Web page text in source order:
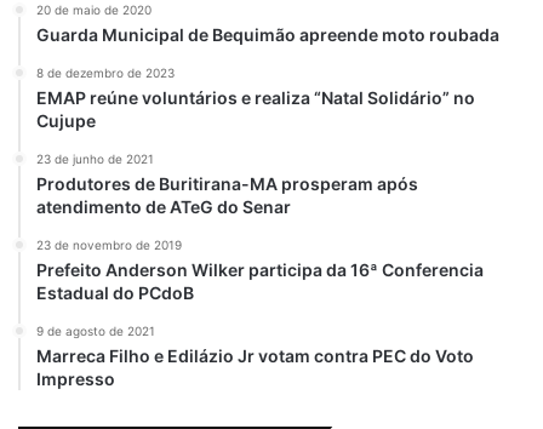
20 de maio de 2020
Guarda Municipal de Bequimão apreende moto roubada
8 de dezembro de 2023
EMAP reúne voluntários e realiza “Natal Solidário” no
Cujupe
23 de junho de 2021
Produtores de Buritirana-MA prosperam após
atendimento de ATeG do Senar
23 de novembro de 2019
Prefeito Anderson Wilker participa da 16ª Conferencia
Estadual do PCdoB
9 de agosto de 2021
Marreca Filho e Edilázio Jr votam contra PEC do Voto
Impresso